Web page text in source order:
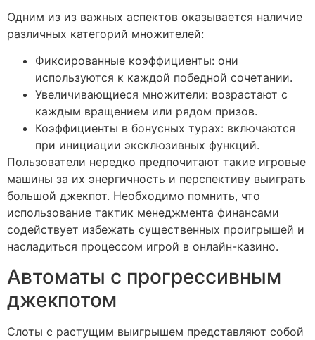
Одним из из важных аспектов оказывается наличие
различных категорий множителей:
Фиксированные коэффициенты: они
используются к каждой победной сочетании.
Увеличивающиеся множители: возрастают с
каждым вращением или рядом призов.
Коэффициенты в бонусных турах: включаются
при инициации эксклюзивных функций.
Пользователи нередко предпочитают такие игровые
машины за их энергичность и перспективу выиграть
большой джекпот. Необходимо помнить, что
использование тактик менеджмента финансами
содействует избежать существенных проигрышей и
насладиться процессом игрой в онлайн-казино.
Автоматы с прогрессивным
джекпотом
Слоты с растущим выигрышем представляют собой